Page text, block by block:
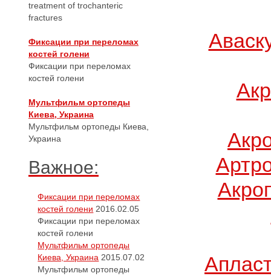
treatment of trochanteric
fractures
Фиксации при переломах
костей голени
Фиксации при переломах
костей голени
Мультфильм ортопеды
Киева, Украина
Мультфильм ортопеды Киева,
Украина
Важное:
Фиксации при переломах
костей голени 2016.02.05
Фиксации при переломах
костей голени
Мультфильм ортопеды
Киева, Украина 2015.07.02
Мультфильм ортопеды